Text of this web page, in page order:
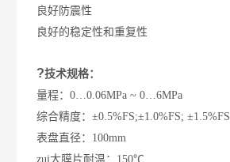
良好防震性
良好的稳定性和重复性
?技术规格：
量程：0…0.06MPa ~ 0…6MPa
综合精度：±0.5%FS;±1.0%FS; ±1.5%FS
表盘直径：100mm
zui大膜片耐温：150℃